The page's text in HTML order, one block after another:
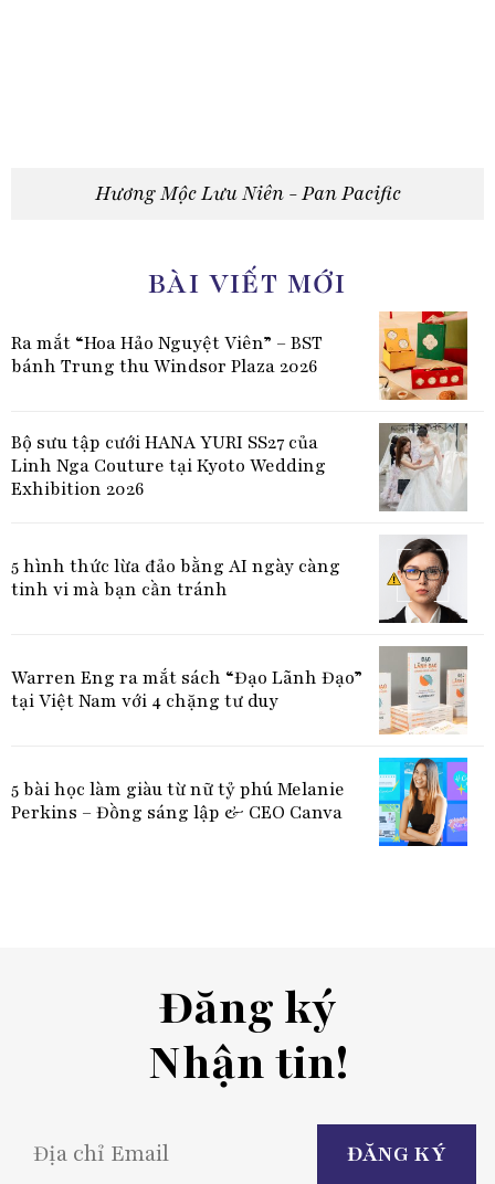
Hương Mộc Lưu Niên - Pan Pacific
BÀI VIẾT MỚI
Ra mắt “Hoa Hảo Nguyệt Viên” – BST
bánh Trung thu Windsor Plaza 2026
Bộ sưu tập cưới HANA YURI SS27 của
Linh Nga Couture tại Kyoto Wedding
Exhibition 2026
5 hình thức lừa đảo bằng AI ngày càng
tinh vi mà bạn cần tránh
Warren Eng ra mắt sách “Đạo Lãnh Đạo”
tại Việt Nam với 4 chặng tư duy
5 bài học làm giàu từ nữ tỷ phú Melanie
Perkins – Đồng sáng lập & CEO Canva
Đăng ký
Nhận tin!